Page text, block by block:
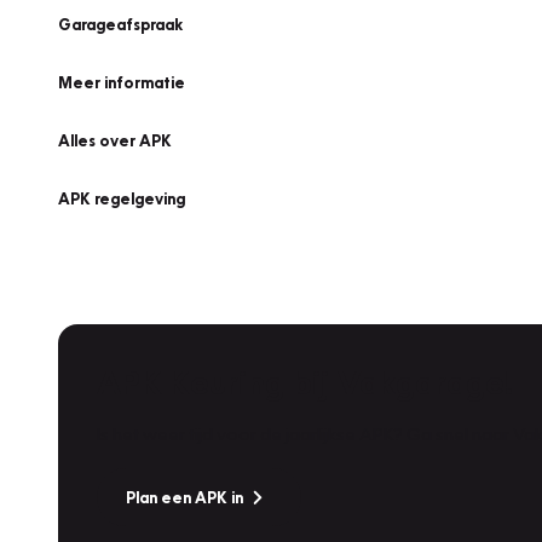
Garageafspraak
Meer informatie
Alles over APK
APK regelgeving
Plan een APK in